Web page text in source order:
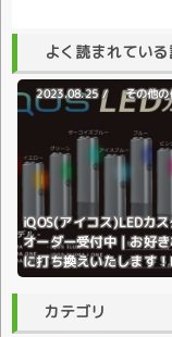
よく読まれてい
iQOS(アイコス)LEDカ
オーダー受付中｜お好
に打ち換えいたします！
イトの色変更♪全国配送
2023.08.25 / その他
カテゴリ